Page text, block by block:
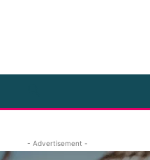
- Advertisement -